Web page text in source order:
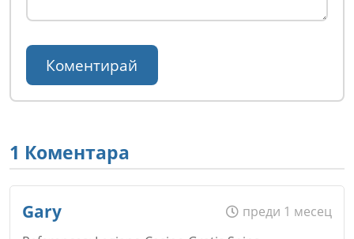
1 Коментара
Gary
преди 1 месец